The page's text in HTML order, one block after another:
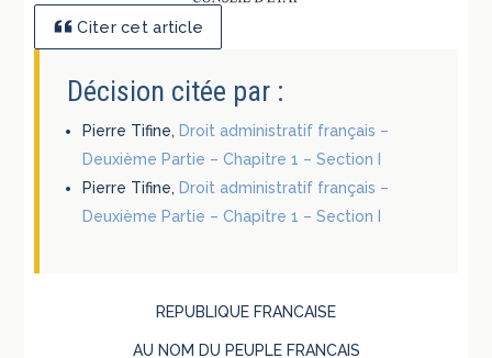
Citer cet article
Décision citée par :
Pierre Tifine, Droit administratif français –
Deuxième Partie – Chapitre 1 – Section I
Pierre Tifine, Droit administratif français –
Deuxième Partie – Chapitre 1 – Section I
REPUBLIQUE FRANCAISE
AU NOM DU PEUPLE FRANCAIS